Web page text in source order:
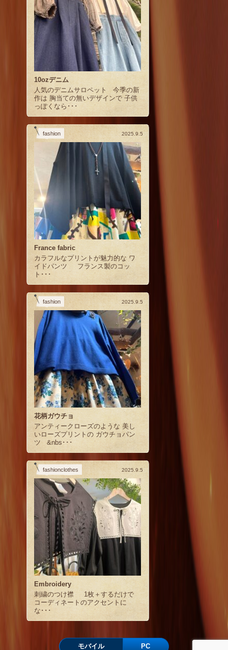
10ozデニム
人気のデニムサロペット 今季の新
作は 胸当ての無いデザインで 子供
っぽくなら･･･
fashion 2025.9.5
France fabric
カラフルなプリントが魅力的な ワ
イドパンツ フランス製のコッ
ト･･･
fashion 2025.9.5
花柄ガウチョ
アンティークローズのような 美し
いローズプリントの ガウチョパン
ツ &nbs･･･
fashionclothes 2025.9.5
Embroidery
刺繍のつけ襟 1枚＋するだけで
コーディネートのアクセントに
な･･･
モバイル PC